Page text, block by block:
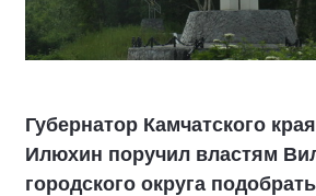
Губернатор Камчатского
Илюхин поручил властям
городского округа